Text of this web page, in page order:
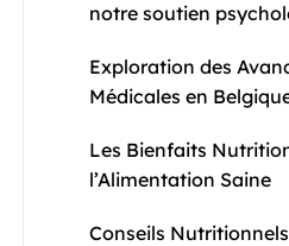
notre soutien
Exploration des
Médicales en
Les Bienfaits
l’Alimentation Saine
Conseils